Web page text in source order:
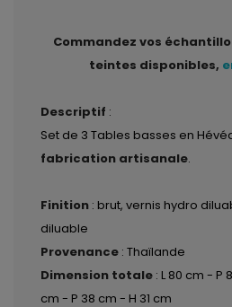
Commandez vos
teintes disponibles,
Descriptif :
Set de 3 Tables basses en
fabrication artisanale.
Finition : brut, vernis hydro
diluable
Provenance : Thaïlande
Dimension totale : L 80 cm - P
cm - P 38 cm - H 31 cm